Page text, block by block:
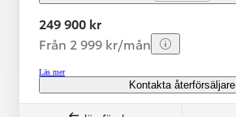
249 900 kr
Från 2 999 kr/mån
Läs mer
Kontakta återförsäljare